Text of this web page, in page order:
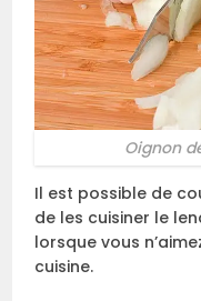
Oignon
Il est possible de
de les cuisiner le
lorsque vous
cuisine.